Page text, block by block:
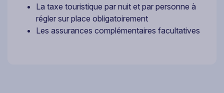
La taxe touristique par nuit et par personne à
régler sur place obligatoirement
Les assurances complémentaires facultatives